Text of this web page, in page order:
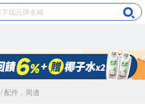
/ 配件．周邊